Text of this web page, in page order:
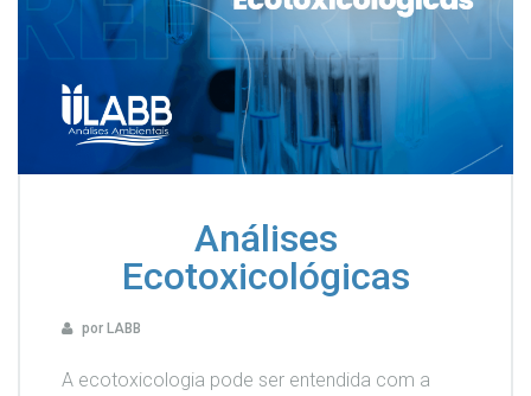
Análises
Ecotoxicológicas
por LABB
A ecotoxicologia pode ser entendida com a